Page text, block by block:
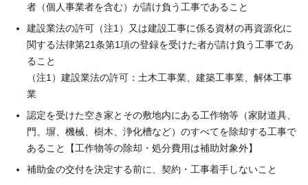
者（個人事業者を含む）が請け負う工事であること
建設業法の許可（注1）又は建設工事に係る資材の再資源化に
関する法律第21条第1項の登録を受けた者が請け負う工事であ
ること
（注1）建設業法の許可：土木工事業、建築工事業、解体工事
業
認定を受けた空き家とその敷地内にある工作物等（家財道具、
門、塀、機械、樹木、浄化槽など）のすべてを除却する工事で
あること【工作物等の除却・処分費用は補助対象外】
補助金の交付を決定する前に、契約・工事着手しないこと